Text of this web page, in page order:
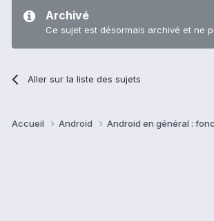
Archivé
Ce sujet est désormais archivé et ne
Aller sur la liste des sujets
Accueil Android Android en général :